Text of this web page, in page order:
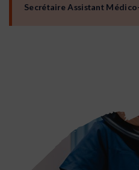
Secrétaire Assistant